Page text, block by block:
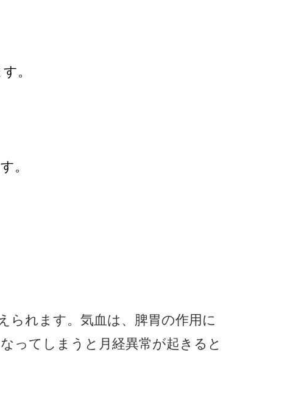
。
。
られます。気血は、脾胃の作用に
ってしまうと月経異常が起きると